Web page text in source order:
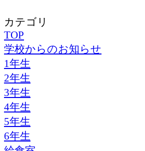
カテゴリ
TOP
学校からのお知らせ
1年生
2年生
3年生
4年生
5年生
6年生